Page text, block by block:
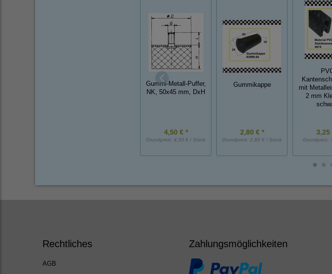
Gummi-Metall-Puffer,
NK, 50x45 mm, DxH
4,50 € *
Grundpreis: 4,50 € / Stück
Gummikappe
2,80 € *
Grundpreis: 2,80 € / Stück
mit
2 mm
3,25
Grundpreis:
Rechtliches
AGB
Zahlungsmöglichkeiten